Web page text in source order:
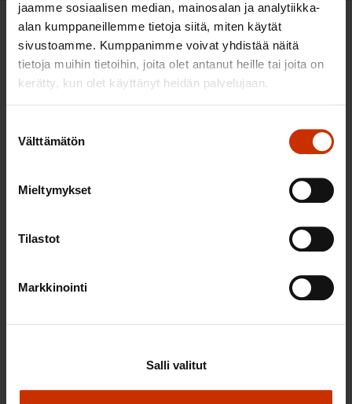
jaamme sosiaalisen median, mainosalan ja analytiikka-
alan kumppaneillemme tietoja siitä, miten käytät
sivustoamme. Kumppanimme voivat yhdistää näitä
tietoja muihin tietoihin, joita olet antanut heille tai joita on
kerätty, kun olet käyttänyt heidän palvelujaan.
valinta
Välttämätön
Mieltymykset
Tilastot
Markkinointi
Salli valitut
Sinua saattaa myös kiinnostaa
Mikä muuttui määräaikaisissa työsuhteissa? Lue